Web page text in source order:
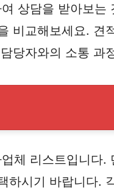
상담을 받아보
비교해보세요.
당자와의 소통
체 리스트입니
시기 바랍니다.